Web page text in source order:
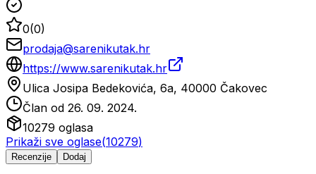
0(0)
prodaja@sarenikutak.hr
https://www.sarenikutak.hr
Ulica Josipa Bedekovića, 6a, 40000 Čakovec
Član od 26. 09. 2024.
10279 oglasa
Prikaži sve oglase(10279)
Recenzije Dodaj